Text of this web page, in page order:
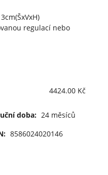
regulací nebo
4424.00 Kč
doba: 24 měsíců
8586024020146